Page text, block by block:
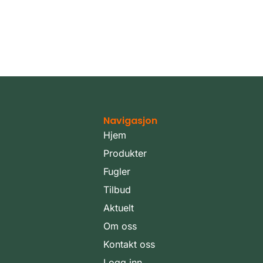
Navigasjon
Hjem
Produkter
Fugler
Tilbud
Aktuelt
Om oss
Kontakt oss